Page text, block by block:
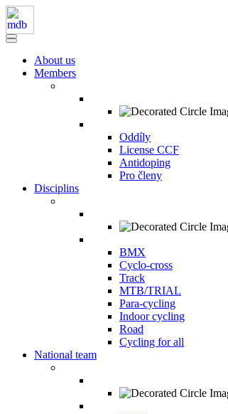
About us
Members
Oddíly
License CCF
Antidoping
Pro členy
Disciplins
BMX
Cyclo-cross
Track
MTB/TRIAL
Para-cycling
Indoor cycling
Road
Cycling for all
National team